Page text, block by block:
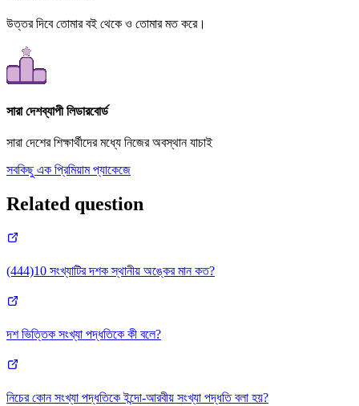
উত্তর দিবে তোমার বই থেকে ও তোমার মত করে।
সারা দেশব্যাপী লিডারবোর্ড
সারা দেশের শিক্ষার্থীদের মধ্যে নিজের অবস্থান যাচাই
সবকিছু এক প্রিমিয়াম প্যাকেজে
Related question
(444)10 সংখ্যাটির দশক স্থানীয় অঙ্কের মান কত?
দশ ভিত্তিক সংখ্যা পদ্ধতিকে কী বলে?
নিচের কোন সংখ্যা পদ্ধতিকে ইন্দো-আরবীয় সংখ্যা পদ্ধতি বলা হয়?